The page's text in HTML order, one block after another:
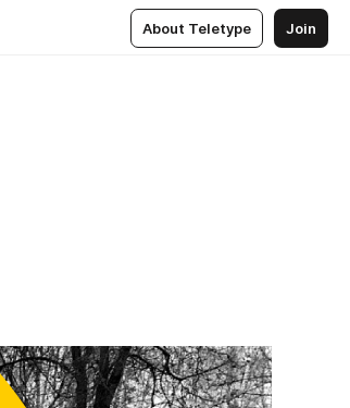
About Teletype Join